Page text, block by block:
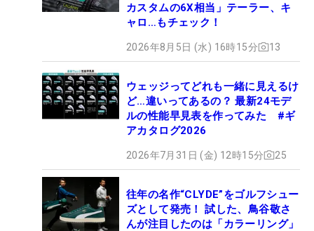
カスタムの6X相当」テーラー、キ
ャロ…もチェック！
2026年8月5日 (水) 16時15分 13
ウェッジってどれも一緒に見えるけ
ど…違いってあるの？ 最新24モデ
ルの性能早見表を作ってみた #ギ
アカタログ2026
2026年7月31日 (金) 12時15分 25
往年の名作“CLYDE”をゴルフシュー
ズとして発売！ 試した、鳥谷敬さ
んが注目したのは「カラーリング」